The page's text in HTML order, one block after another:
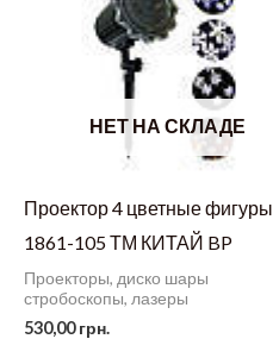
НЕТ НА СКЛАДЕ
Проектор 4 цветные фигуры
1861-105 ТМ КИТАЙ BP
Проекторы, диско шары
стробоскопы, лазеры
530,00грн.